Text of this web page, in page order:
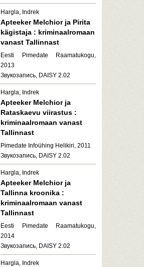
Hargla, Indrek
Apteeker Melchior ja Pirita
kägistaja : kriminaalromaan
vanast Tallinnast
Eesti Pimedate Raamatukogu,
2013
Звукозапись, DAISY 2.02
Hargla, Indrek
Apteeker Melchior ja
Rataskaevu viirastus :
kriminaalromaan vanast
Tallinnast
Pimedate Infoühing Helikiri, 2011
Звукозапись, DAISY 2.02
Hargla, Indrek
Apteeker Melchior ja
Tallinna kroonika :
kriminaalromaan vanast
Tallinnast
Eesti Pimedate Raamatukogu,
2014
Звукозапись, DAISY 2.02
Hargla, Indrek